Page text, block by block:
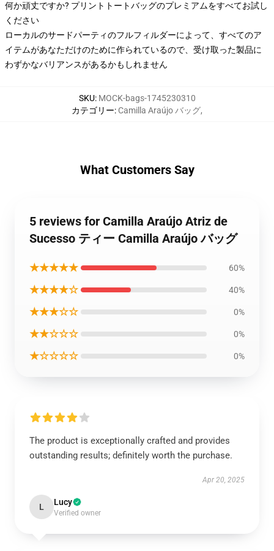
何か頑丈ですか? プリントトートバッグのプレミアムをすべてお試し
ください
ローカルのサードパーティのフルフィルダーによって、すべてのア
イテムがあなただけのために作られているので、受け取った製品に
わずかなバリアンスがあるかもしれません
SKU: MOCK-bags-1745230310
カテゴリー: Camilla Araújo バッグ,
What Customers Say
5 reviews for Camilla Araújo Atriz de
Sucesso ティー Camilla Araújo バッグ
★★★★★ 60%
★★★★☆ 40%
★★★☆☆ 0%
★★☆☆☆ 0%
★☆☆☆☆ 0%
The product is exceptionally crafted and provides
outstanding results; definitely worth the purchase.
Apr 20, 2025
L Lucy
Verified owner